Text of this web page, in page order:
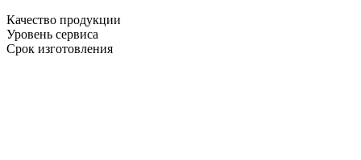
Качество продукции
Уровень сервиса
Срок изготовления